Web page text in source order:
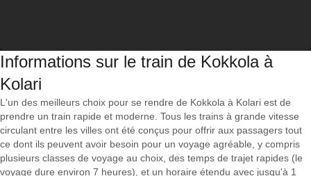
Informations sur le train de Kokkola à
Kolari
L'un des meilleurs choix pour se rendre de Kokkola à Kolari est de
prendre un train rapide et moderne. Tous les trains à grande vitesse
circulant entre les villes ont été conçus pour offrir aux passagers tout
ce dont ils peuvent avoir besoin pour un voyage agréable, y compris
plusieurs classes de voyage au choix, des temps de trajet rapides (le
voyage dure environ 7 heures), et un horaire étendu avec jusqu'à 1